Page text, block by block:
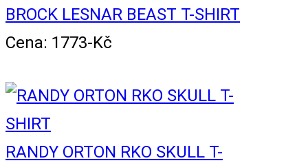
BROCK LESNAR BEAST T-SHIRT
Cena: 1773-Kč
RANDY ORTON RKO SKULL T-